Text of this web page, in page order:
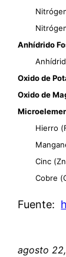
Anhídrido
Oxido de
Oxido de
Hierro
Cinc
Cobre
Fuente:
agosto